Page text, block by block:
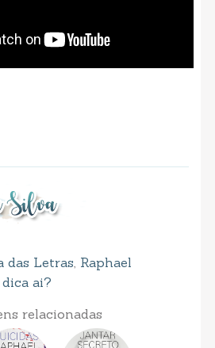
das Letras Raphael
ai?
relacionadas